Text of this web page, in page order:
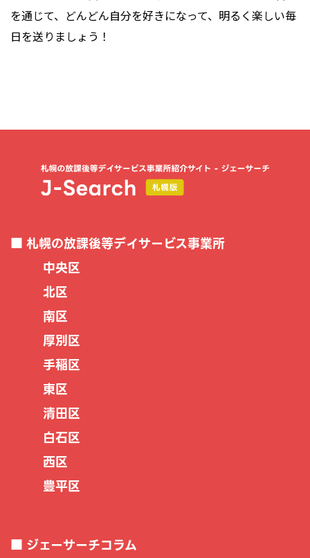
を通じて、どんどん自分を好きになって、明るく楽しい毎
日を送りましょう！
札幌の放課後等デイサービス事業所
中央区
北区
南区
厚別区
手稲区
東区
清田区
白石区
西区
豊平区
ジェーサーチコラム